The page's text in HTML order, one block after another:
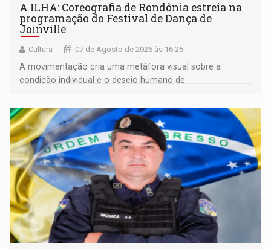
A ILHA: Coreografia de Rondônia estreia na
programação do Festival de Dança de
Joinville
Cultura 07 de Agosto de 2026 às 16:25
A movimentação cria uma metáfora visual sobre a
condição individual e o desejo humano de